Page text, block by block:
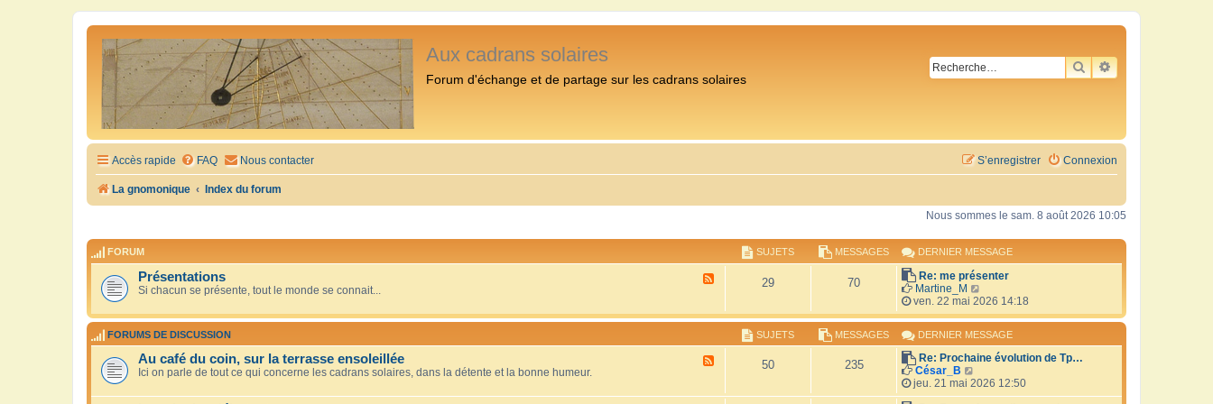
Aux cadrans solaires
Forum d'échange et de partage sur les cadrans solaires
RECHERCHER
RECHERCHE
Accès rapide FAQ Nous contacter Connexion
S’enregistrer
La gnomonique Index du forum
Nous sommes le sam. 8 août 2026 10:05
FORUM SUJETS MESSAGES DERNIER MESSAGE
x
Présentations
Si chacun se présente, tout le monde se connait...
29 70
Re: me présenter
Martine_M
o
i
r
l
e
d
r
n
ven. 22 mai 2026 14:18
FORUMS DE DISCUSSION SUJETS MESSAGES DERNIER MESSAGE
x
Au café du coin, sur la terrasse ensoleillée
Ici on parle de tout ce qui concerne les cadrans solaires, dans la détente et la bonne humeur.
50 235
Re: Prochaine évolution de Tp…
César_B
o
i
jeu. 21 mai 2026 12:50